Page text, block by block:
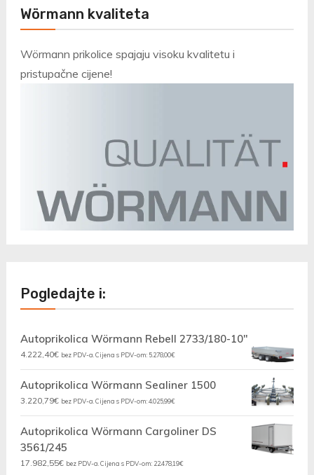
Wörmann kvaliteta
Wörmann prikolice spajaju visoku kvalitetu i
pristupačne cijene!
Pogledajte i:
Autoprikolica Wörmann Rebell 2733/180-10"
4.222,40€ bez PDV-a. Cijena s PDV-om: 5.278,00€
Autoprikolica Wörmann Sealiner 1500
3.220,79€ bez PDV-a. Cijena s PDV-om:4.025,99€
Autoprikolica Wörmann Cargoliner DS
3561/245
17.982,55€ bez PDV-a. Cijena s PDV-om: 22.478,19€